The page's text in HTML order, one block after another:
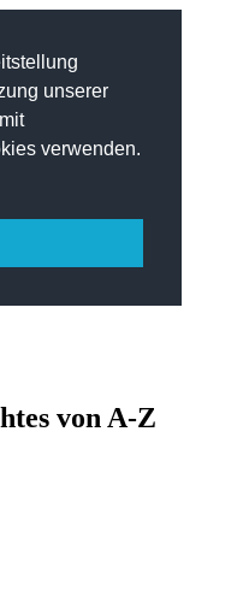
unserer
verwenden.
von A-Z